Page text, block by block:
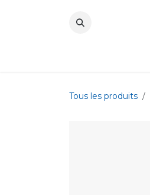
Tous les produits